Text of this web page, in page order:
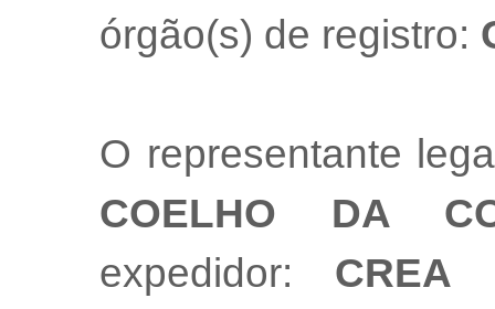
órgão(s) de registro:
O representante
COELHO DA
expedidor: CREA